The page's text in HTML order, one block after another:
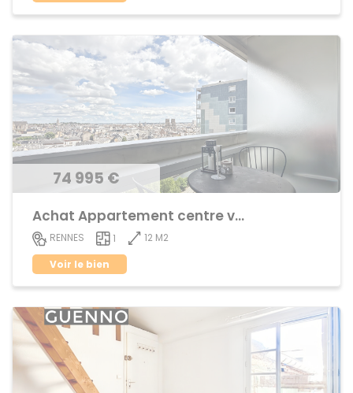
74 995 €
Achat Appartement centre ville
RENNES 1
12 M2
Voir le bien